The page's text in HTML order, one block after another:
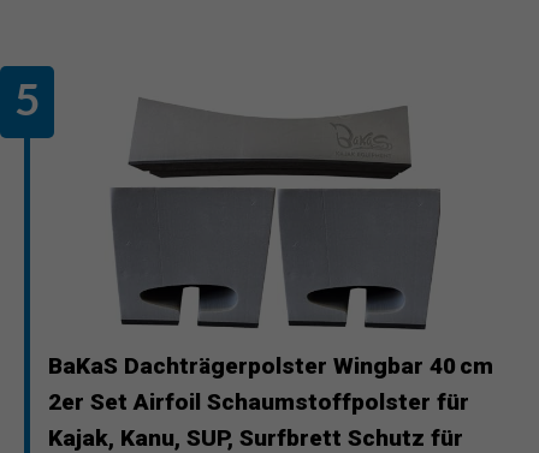
BaKaS Dachträgerpolster Wingbar 40 cm
2er Set Airfoil Schaumstoffpolster für
Kajak, Kanu, SUP, Surfbrett Schutz für